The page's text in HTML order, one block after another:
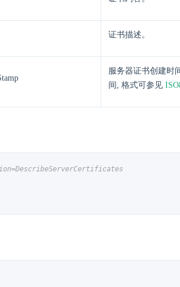
证书描述。
服务器证书创建时
间, 格式可参见